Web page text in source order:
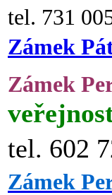
tel. 731
Zámek
Zámek
tel. 602
Zámek